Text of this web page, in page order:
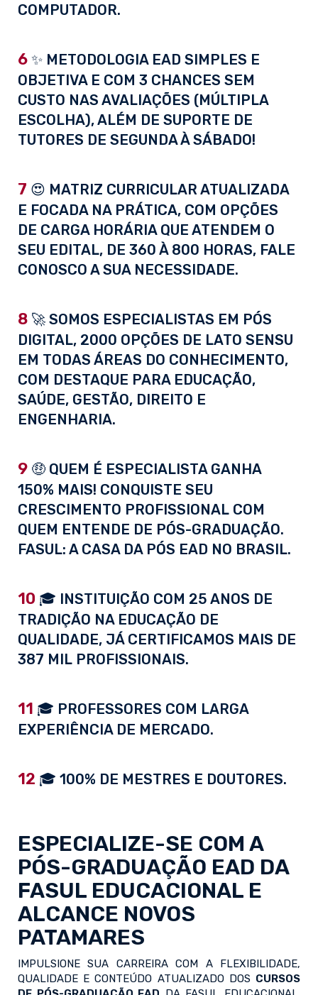
COMPUTADOR.
6 ✨ METODOLOGIA EAD SIMPLES E
OBJETIVA E COM 3 CHANCES SEM
CUSTO NAS AVALIAÇÕES (MÚLTIPLA
ESCOLHA), ALÉM DE SUPORTE DE
TUTORES DE SEGUNDA À SÁBADO!
7 😍 MATRIZ CURRICULAR ATUALIZADA
E FOCADA NA PRÁTICA, COM OPÇÕES
DE CARGA HORÁRIA QUE ATENDEM O
SEU EDITAL, DE 360 À 800 HORAS, FALE
CONOSCO A SUA NECESSIDADE.
8 🚀 SOMOS ESPECIALISTAS EM PÓS
DIGITAL, 2000 OPÇÕES DE LATO SENSU
EM TODAS ÁREAS DO CONHECIMENTO,
COM DESTAQUE PARA EDUCAÇÃO,
SAÚDE, GESTÃO, DIREITO E
ENGENHARIA.
9 🤑 QUEM É ESPECIALISTA GANHA
150% MAIS! CONQUISTE SEU
CRESCIMENTO PROFISSIONAL COM
QUEM ENTENDE DE PÓS-GRADUAÇÃO.
FASUL: A CASA DA PÓS EAD NO BRASIL.
10 🎓 INSTITUIÇÃO COM 25 ANOS DE
TRADIÇÃO NA EDUCAÇÃO DE
QUALIDADE, JÁ CERTIFICAMOS MAIS DE
387 MIL PROFISSIONAIS.
11 🎓 PROFESSORES COM LARGA
EXPERIÊNCIA DE MERCADO.
12 🎓 100% DE MESTRES E DOUTORES.
ESPECIALIZE-SE COM A
PÓS-GRADUAÇÃO EAD DA
FASUL EDUCACIONAL E
ALCANCE NOVOS
PATAMARES
IMPULSIONE SUA CARREIRA COM A FLEXIBILIDADE,
QUALIDADE E CONTEÚDO ATUALIZADO DOS CURSOS